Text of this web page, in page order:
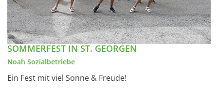
SOMMERFEST IN ST. GEORGEN
Noah Sozialbetriebe
Ein Fest mit viel Sonne & Freude!